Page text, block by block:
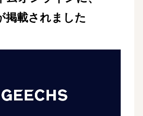
掲載されました